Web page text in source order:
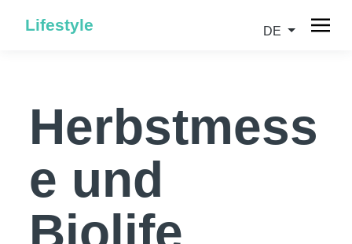
Lifestyle DE
Herbstmess
e und
Biolife